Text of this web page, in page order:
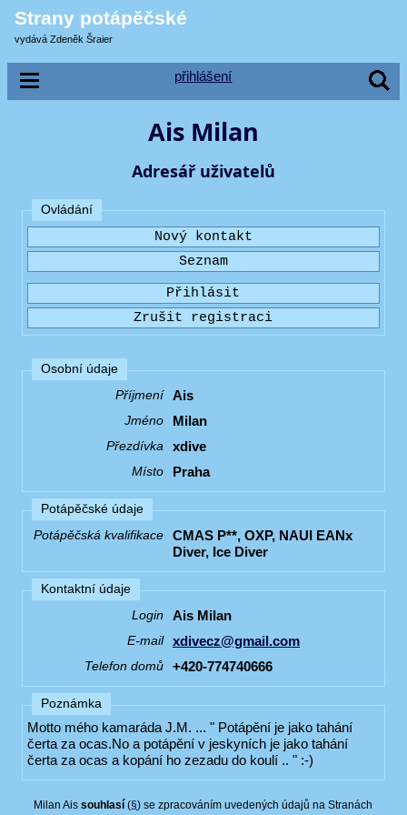
Strany potápěčské
vydává Zdeněk Šraier
přihlášení
Ais Milan
Adresář uživatelů
Ovládání
Osobní údaje
Příjmení
Ais
Jméno Milan
Přezdívka xdive
Místo Praha
Potápěčské údaje
Potápěčská kvalifikace
CMAS P**, OXP, NAUI EANx
Diver, Ice Diver
Kontaktní údaje
Login
Ais Milan
E-mail xdivecz@gmail.com
Telefon domů +420-774740666
Poznámka
Motto mého kamaráda J.M. ... " Potápění je jako tahání
čerta za ocas.No a potápění v jeskyních je jako tahání
čerta za ocas a kopání ho zezadu do koulí .. " :-)
Milan Aissouhlasí (§) se zpracováním uvedených údajů na Stranách